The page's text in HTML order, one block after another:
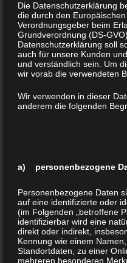
Solche hinderliche
Ich darf nicht
Ich bin nicht
Ich kann das nicht.
Ich darf nicht für
anderen dran.
Die Datenschutzerklärung
die durch den
Verordnungsgeber beim
Grundverordnung (DS-
Datenschutzerklärung soll
auch für unsere Kunden
und verständlich sein. Um
wir vorab die verwendeten
Wir verwenden in dieser
anderem die folgenden
a) personenbezogene
Personenbezogene Daten
auf eine identifizierte oder
(im Folgenden „betroffene
identifizierbar wird eine
direkt oder indirekt,
Kennung wie einem
Standortdaten, zu einer
mehreren besonderen